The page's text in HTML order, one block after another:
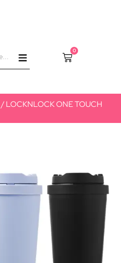
0
/ LOCKNLOCK ONE TOUCH